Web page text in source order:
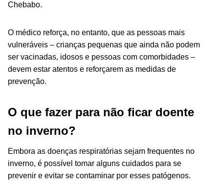
Chebabo.
O médico reforça, no entanto, que as pessoas mais
vulneráveis – crianças pequenas que ainda não podem
ser vacinadas, idosos e pessoas com comorbidades –
devem estar atentos e reforçarem as medidas de
prevenção.
O que fazer para não ficar doente
no inverno?
Embora as doenças respiratórias sejam frequentes no
inverno, é possível tomar alguns cuidados para se
prevenir e evitar se contaminar por esses patógenos.